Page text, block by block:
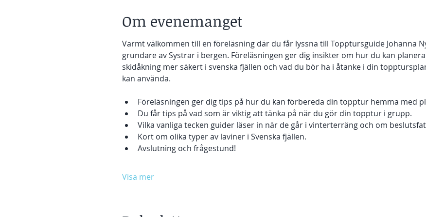
Om evenemanget
Varmt välkommen till en föreläsning där du får lyssna till Topptursguide Johanna
grundare av Systrar i bergen. Föreläsningen ger dig insikter om hur du kan
skidåkning mer säkert i svenska fjällen och vad du bör ha i åtanke i din
kan använda.
Föreläsningen ger dig tips på hur du kan förbereda din topptur hemma med
Du får tips på vad som är viktig att tänka på när du gör din topptur i grupp.
Vilka vanliga tecken guider läser in när de går i vinterterräng och om
Kort om olika typer av laviner i Svenska fjällen.
Avslutning och frågestund!
Visa mer